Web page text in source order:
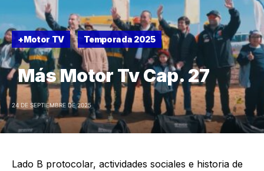
+Motor TV Temporada 2025
Más Motor Tv Cap. 27
24 DE SEPTIEMBRE DE 2025
Lado B protocolar, actividades sociales e historia de